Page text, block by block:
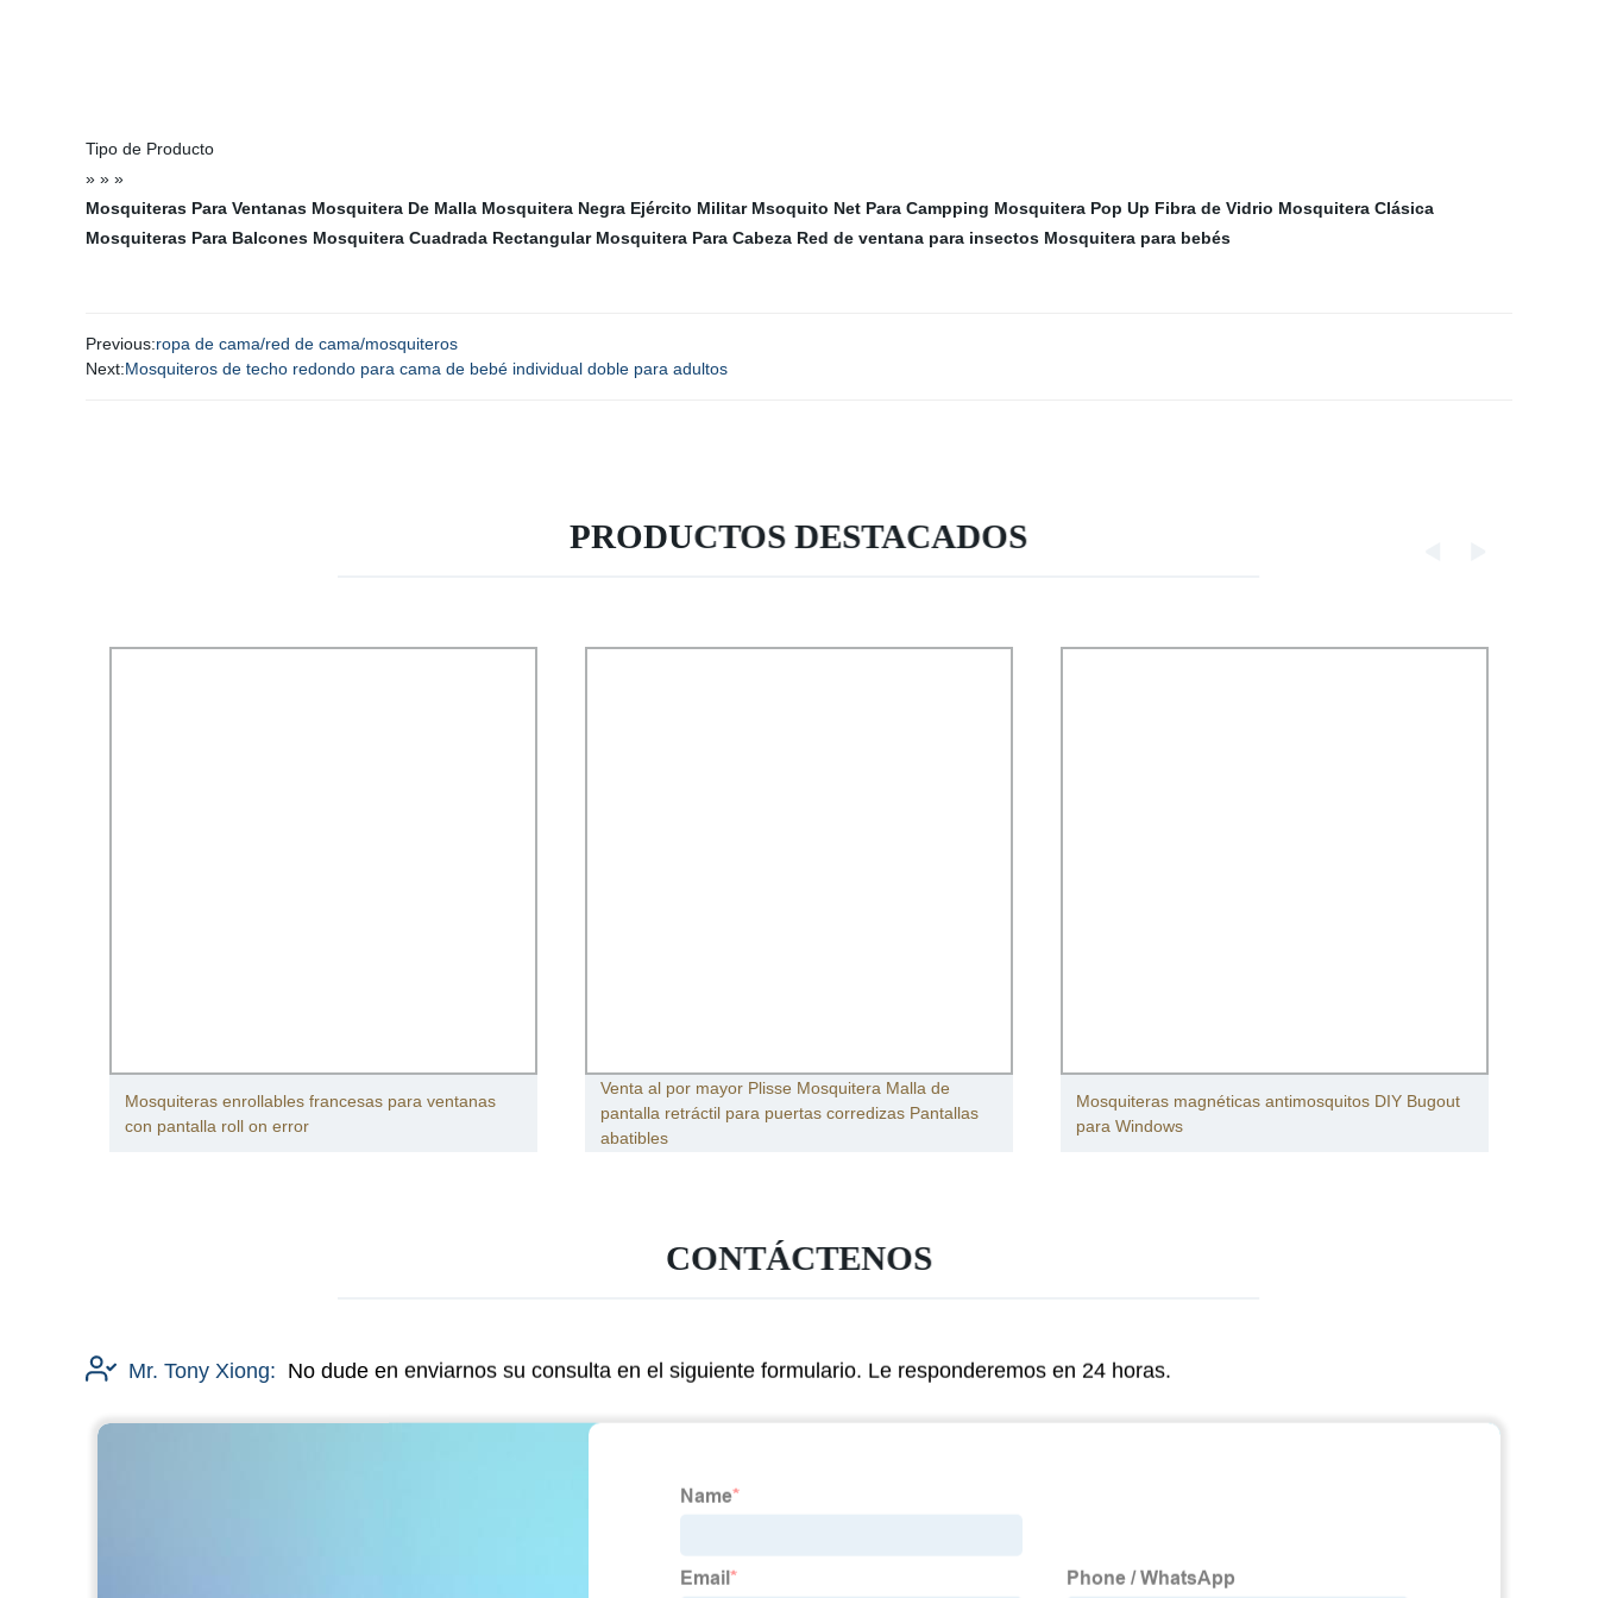
Tipo de Producto
» » »
Mosquiteras Para Ventanas Mosquitera De Malla Mosquitera Negra Ejército Militar Msoquito Net Para Campping Mosquitera Pop Up Fibra de Vidrio Mosquitera Clásica
Mosquiteras Para Balcones Mosquitera Cuadrada Rectangular Mosquitera Para Cabeza Red de ventana para insectos Mosquitera para bebés
Previous:ropa de cama/red de cama/mosquiteros
Next:Mosquiteros de techo redondo para cama de bebé individual doble para adultos
PRODUCTOS DESTACADOS
Mosquiteras enrollables francesas para ventanas
con pantalla roll on error
Venta al por mayor Plisse Mosquitera Malla de
pantalla retráctil para puertas corredizas Pantallas
abatibles
Mosquiteras magnéticas antimosquitos DIY Bugout
para Windows
CONTÁCTENOS
Mr. Tony Xiong: No dude en enviarnos su consulta en el siguiente formulario. Le responderemos en 24 horas.